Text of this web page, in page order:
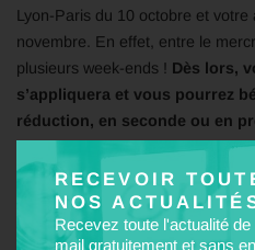
RECEVOIR
NOS
Recevez toute l'actualité
mail gratuitement et sans
Lyon-Paris du 10 octobre et votre
novembre. En effet, entre le
plusieurs week-ends ! Dès lors,
s’appliquera et vous pourrez
réduction, en seconde ou en